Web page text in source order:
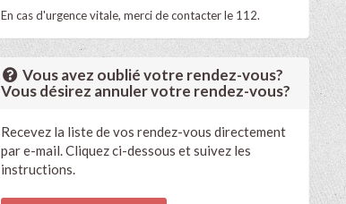
En cas d'urgence vitale, merci de contacter le 112.
Vous avez oublié votre rendez-vous?
Vous désirez annuler votre rendez-vous?
Recevez la liste de vos rendez-vous directement
par e-mail. Cliquez ci-dessous et suivez les
instructions.